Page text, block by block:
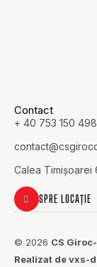
Contact
+ 40 753 150 498
contact@c
Calea Timișoarei
SPRE LOCAȚIE
© 2026 CS
Realizat de vxs-